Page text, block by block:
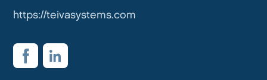
https://teivasystems.com